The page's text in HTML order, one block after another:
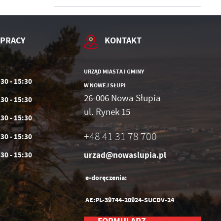
- 15:30
- 15:30
- 15:30
- 15:30
- 15:30
KONTAKT
URZĄD MIASTA I GMINY
W NOWEJ SŁUPI
26-006 Nowa Słupia
ul. Rynek 15
+48 41 31 78 700
urzad@nowaslupia.pl
e-doręczenia:
AE:PL-39744-20924-SUCDV-24